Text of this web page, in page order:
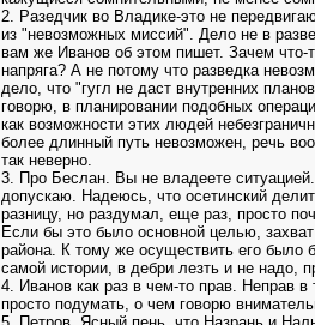
2. Разедчик во Владике-это не
из "невозможных миссий". Дело не в
вам же Иванов об этом пишет. Зачем что-
напряга? А не потому что разведка
дело, что "гугл не даст внутренних
говорю, в планировании подобных
как возможности этих людей
более длинный путь невозможен, речь
так неверно.
3. Про Беслан. Вы не владеете
допускаю. Надеюсь, что осетинский
разницу, но раздумал, еще раз, просто
Если бы это было основной целью,
района. К тому же осуществить его было
самой истории, в дебри лезть и не надо,
4. Иванов как раз в чем-то прав. Неправ
просто подумать, о чем говорю